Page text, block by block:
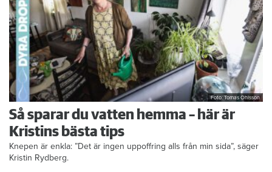
Foto: Tomas Ohlsson
Så sparar du vatten hemma – här är
Kristins bästa tips
Knepen är enkla: ”Det är ingen uppoffring alls från min sida”, säger
Kristin Rydberg.